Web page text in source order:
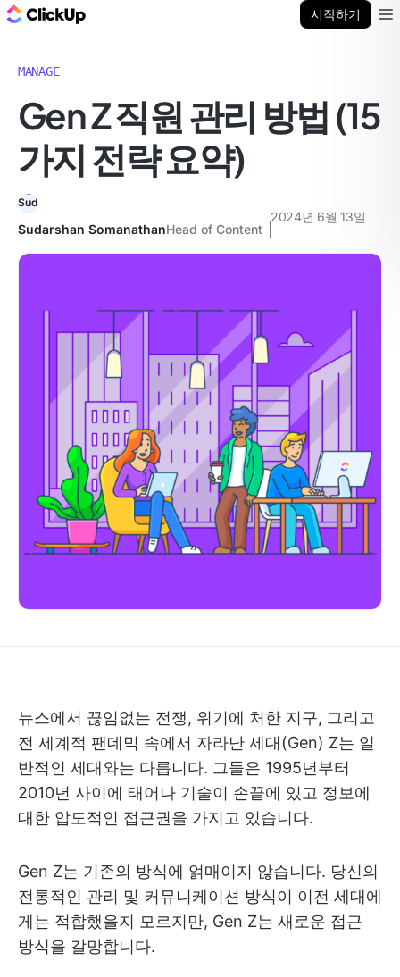
시작하기
MANAGE
Gen Z 직원 관리 방법 (15
가지 전략 요약)
Sudarshan SomanathanHead of Content
2024년 6월 13일
뉴스에서 끊임없는 전쟁, 위기에 처한 지구, 그리고
전 세계적 팬데믹 속에서 자라난 세대(Gen) Z는 일
반적인 세대와는 다릅니다. 그들은 1995년부터
2010년 사이에 태어나 기술이 손끝에 있고 정보에
대한 압도적인 접근권을 가지고 있습니다.
Gen Z는 기존의 방식에 얽매이지 않습니다. 당신의
전통적인 관리 및 커뮤니케이션 방식이 이전 세대에
게는 적합했을지 모르지만, Gen Z는 새로운 접근
방식을 갈망합니다.